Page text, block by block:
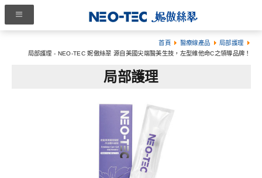
首頁 醫療線產品
局部護理
局部護理 - NEO-TEC 妮傲絲翠 源自美國尖端醫美生技，左型維他命C之領導品牌！
局部護理